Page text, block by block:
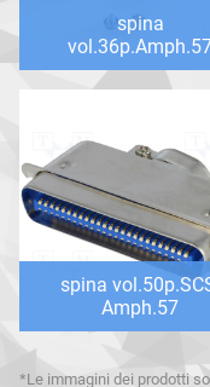
spina
spina
Amph.57
*Le immagini dei prodotti